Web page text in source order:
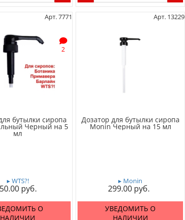
Арт. 7771
2
бутылки сиропа
Черный на 5
мл
▸ WTS?!
О
НАЛИЧИИ
Арт. 13229
Дозатор для бутылки сиропа
Monin Черный на 15 мл
▸ Monin
299.00
УВЕДОМИТЬ О
НАЛИЧИИ